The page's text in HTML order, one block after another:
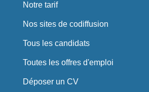
Notre tarif
Nos sites de codiffusion
Tous les candidats
Toutes les offres d'emploi
Déposer un CV